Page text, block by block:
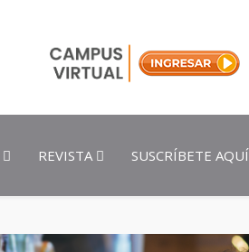
REVISTA SUSCRÍBETE AQUÍ